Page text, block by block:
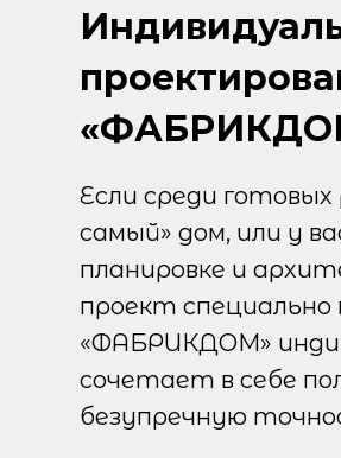
Если среди
самый» дом, или у
планировке и
проект специально
«ФАБРИКДОМ»
сочетает в себе
безупречную